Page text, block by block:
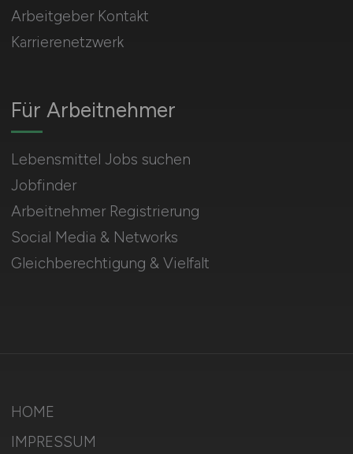
Für Arbeitnehmer
Lebensmittel Jobs suchen
Jobfinder
Arbeitnehmer Registrierung
Social Media & Networks
Gleichberechtigung & Vielfalt
Arbeitgeber Kontakt
Karrierenetzwerk
HOME
IMPRESSUM